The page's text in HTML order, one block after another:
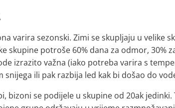
varira sezonski. Zimi se skupljaju u velike
skupine potroše 60% dana za odmor, 30%
izrazito važna (iako potreba varira s
snijega ili pak razbija led kak bi došao do
bizoni se podijele u skupine od 20ak